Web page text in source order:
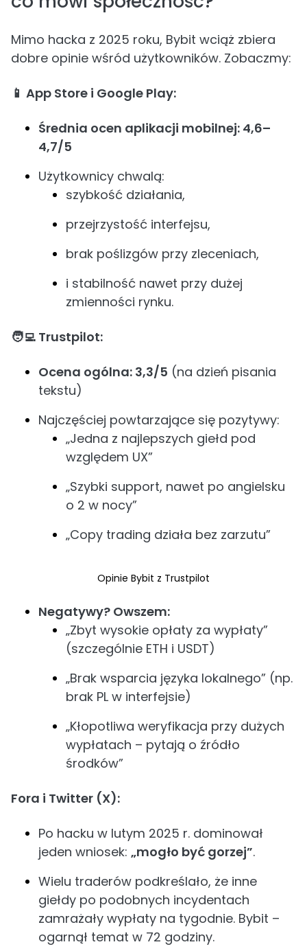
Mimo hacka z 2025 roku, Bybit wciąż zbiera
dobre opinie wśród użytkowników. Zobaczmy:
📱 App Store i Google Play:
Średnia ocen aplikacji mobilnej: 4,6–
4,7/5
Użytkownicy chwalą:
szybkość działania,
przejrzystość interfejsu,
brak poślizgów przy zleceniach,
i stabilność nawet przy dużej
zmienności rynku.
🧑‍💻 Trustpilot:
Ocena ogólna: 3,3/5 (na dzień pisania
tekstu)
Najczęściej powtarzające się pozytywy:
„Jedna z najlepszych giełd pod
względem UX”
„Szybki support, nawet po angielsku
o 2 w nocy”
„Copy trading działa bez zarzutu”
Opinie Bybit z Trustpilot
Negatywy? Owszem:
„Zbyt wysokie opłaty za wypłaty”
(szczególnie ETH i USDT)
„Brak wsparcia języka lokalnego” (np.
brak PL w interfejsie)
„Kłopotliwa weryfikacja przy dużych
wypłatach – pytają o źródło
środków”
Fora i Twitter (X):
Po hacku w lutym 2025 r. dominował
jeden wniosek: „mogło być gorzej”.
Wielu traderów podkreślało, że inne
giełdy po podobnych incydentach
zamrażały wypłaty na tygodnie. Bybit –
ogarnął temat w 72 godziny.